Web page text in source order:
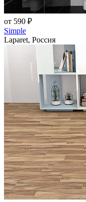
от 590 ₽
Simple
Laparet, Россия